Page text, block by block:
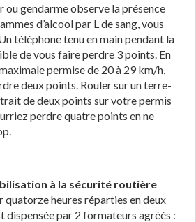
gendarme observe la présence
d’alcool par L de sang, vous
téléphone tenu en main pendant la
de vous faire perdre 3 points. En
permise de 20 à 29 km/h,
deux points. Rouler sur un terre-
de deux points sur votre permis
perdre quatre points en ne
à la sécurité routière
quatorze heures réparties en deux
dispensée par 2 formateurs agréés :